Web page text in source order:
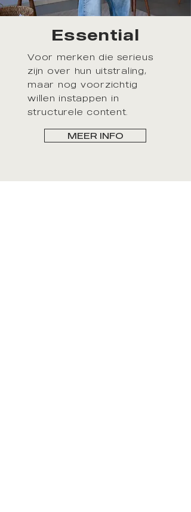
Essential
Voor merken die serieus
zijn over hun uitstraling,
maar nog voorzichtig
willen instappen in
structurele content.
MEER INFO